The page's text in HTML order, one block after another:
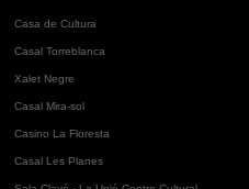
Casa de Cultura
Casal Torreblanca
Xalet Negre
Casal Mira-sol
Casino La Floresta
Casal Les Planes